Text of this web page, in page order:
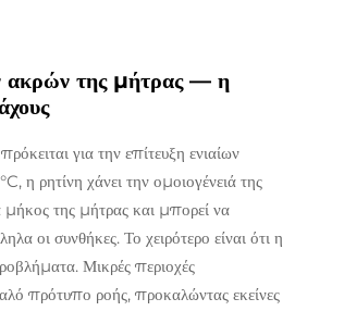
ακρών της μήτρας — η
για την επίτευξη ενιαίων
η ρητίνη χάνει την ομοιογένειά της
της μήτρας και μπορεί να
οι συνθήκες. Το χειρότερο είναι ότι η
Μικρές περιοχές
πρότυπο ροής, προκαλώντας εκείνες